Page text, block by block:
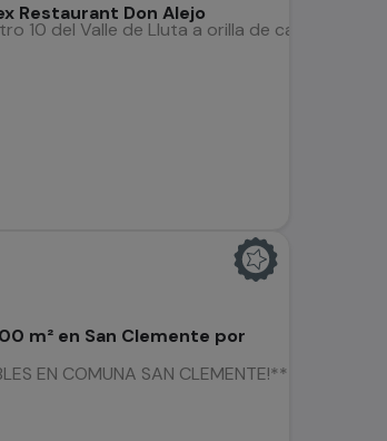
Restaurant Don Alejo
10 del Valle de Lluta a orilla de carretera
m² en San Clemente por
EN COMUNA SAN CLEMENTE!**